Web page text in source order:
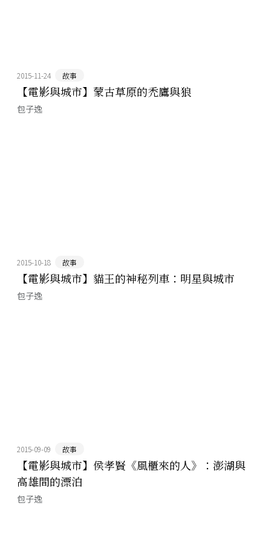
2015-11-24 故事
【電影與城市】蒙古草原的禿鷹與狼
包子逸
2015-10-18 故事
【電影與城市】貓王的神秘列車：明星與城市
包子逸
2015-09-09 故事
【電影與城市】侯孝賢《風櫃來的人》：澎湖與
高雄間的漂泊
包子逸